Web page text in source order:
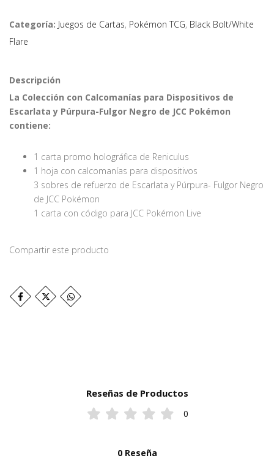
Categoría: Juegos de Cartas, Pokémon TCG, Black Bolt/White
Flare
Descripción
La Colección con Calcomanías para Dispositivos de
Escarlata y Púrpura-Fulgor Negro de JCC Pokémon
contiene:
1 carta promo holográfica de Reniculus
1 hoja con calcomanías para dispositivos
3 sobres de refuerzo de Escarlata y Púrpura- Fulgor Negro
de JCC Pokémon
1 carta con código para JCC Pokémon Live
Compartir este producto
Reseñas de Productos
0
0 Reseña